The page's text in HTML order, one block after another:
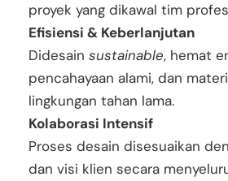
proyek yang dikawal tim
Efisiensi & Keberlanjutan
Didesain sustainable, hemat
pencahayaan alami, dan
lingkungan tahan lama.
Kolaborasi Intensif
Proses desain disesuaikan
dan visi klien secara